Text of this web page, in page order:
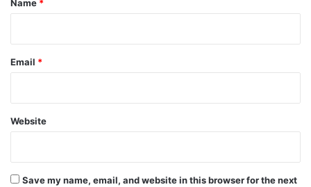
Name *
Email *
Website
Save my name, email, and website in this browser for the next